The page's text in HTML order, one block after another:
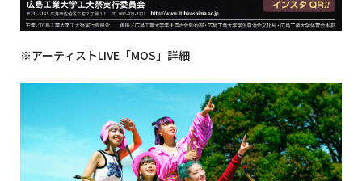
※アーティストLIVE「MOS」詳細